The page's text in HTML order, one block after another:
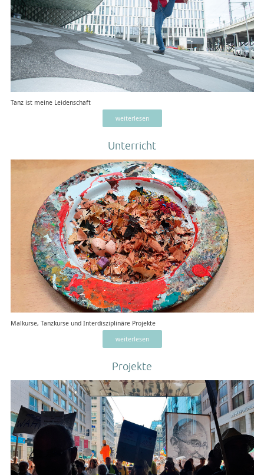
Tanz ist meine Leidenschaft
weiterlesen
Unterricht
Malkurse, Tanzkurse und Interdisziplinäre Projekte
weiterlesen
Projekte